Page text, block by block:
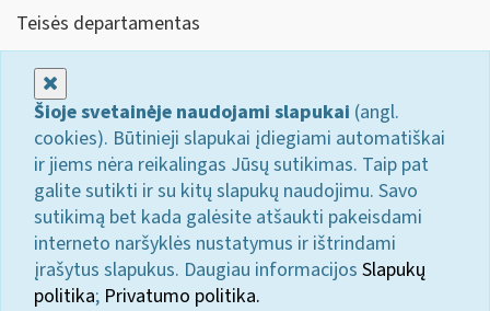
Teisės departamentas
Šioje svetainėje naudojami slapukai (angl.
cookies). Būtinieji slapukai įdiegiami automatiškai
ir jiems nėra reikalingas Jūsų sutikimas. Taip pat
galite sutikti ir su kitų slapukų naudojimu. Savo
sutikimą bet kada galėsite atšaukti pakeisdami
interneto naršyklės nustatymus ir ištrindami
įrašytus slapukus. Daugiau informacijos Slapukų
politika; Privatumo politika.